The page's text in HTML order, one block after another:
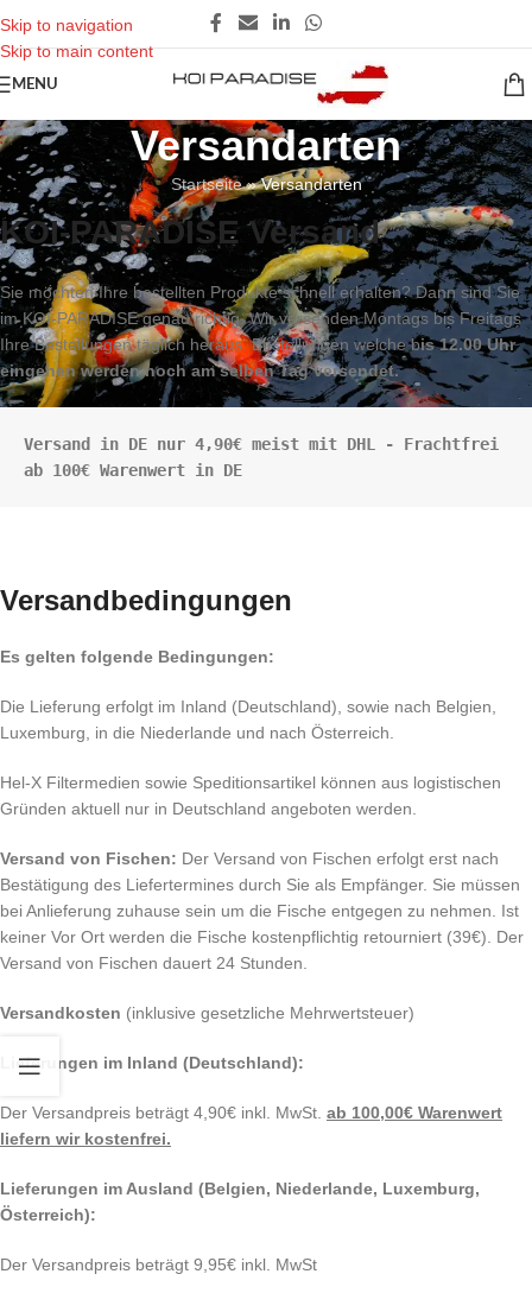
Skip to navigation
Skip to main content
MENU
Versandarten
Startseite»Versandarten
KOI-PARADISE Versand
Sie möchten Ihre bestellten Produkte schnell erhalten? Dann sind Sie
im KOI-PARADISE genau richtig. Wir versenden Montags bis Freitags
Ihre Bestellungen täglich heraus. Bestellungen welche bis 12.00 Uhr
eingehen werden noch am selben Tag versendet.
Versand in DE nur 4,90€ meist mit DHL - Frachtfrei
ab 100€ Warenwert in DE
Versandbedingungen
Es gelten folgende Bedingungen:
Die Lieferung erfolgt im Inland (Deutschland), sowie nach Belgien,
Luxemburg, in die Niederlande und nach Österreich.
Hel-X Filtermedien sowie Speditionsartikel können aus logistischen
Gründen aktuell nur in Deutschland angeboten werden.
Versand von Fischen: Der Versand von Fischen erfolgt erst nach
Bestätigung des Liefertermines durch Sie als Empfänger. Sie müssen
bei Anlieferung zuhause sein um die Fische entgegen zu nehmen. Ist
keiner Vor Ort werden die Fische kostenpflichtig retourniert (39€). Der
Versand von Fischen dauert 24 Stunden.
Versandkosten (inklusive gesetzliche Mehrwertsteuer)
Lieferungen im Inland (Deutschland):
Der Versandpreis beträgt 4,90€ inkl. MwSt. ab 100,00€ Warenwert
liefern wir kostenfrei.
Lieferungen im Ausland (Belgien, Niederlande, Luxemburg,
Österreich):
Der Versandpreis beträgt 9,95€ inkl. MwSt